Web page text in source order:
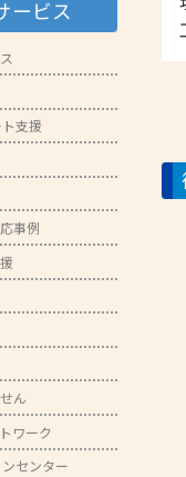
- 技術者育成の支援
- MOOV,press
- ものづくり取引あっ
- ものづくりB2Bネ
- MOBIOイノベーシ
ービス
支援
事例
ん
ワーク
センター